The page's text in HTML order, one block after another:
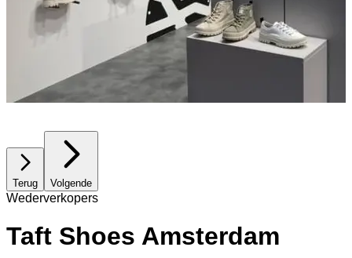
Terug Volgende
Wederverkopers
Taft Shoes Amsterdam